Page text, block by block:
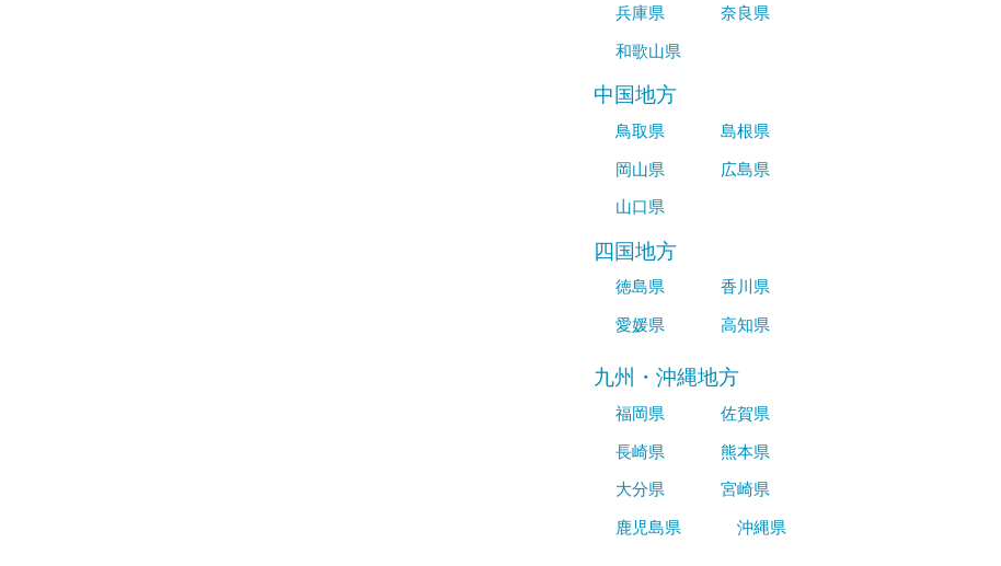
兵庫県
奈良県
和歌山県
中国地方
鳥取県
島根県
岡山県
広島県
山口県
四国地方
徳島県
香川県
愛媛県
高知県
九州・沖縄地方
福岡県
佐賀県
長崎県
熊本県
大分県
宮崎県
鹿児島県
沖縄県